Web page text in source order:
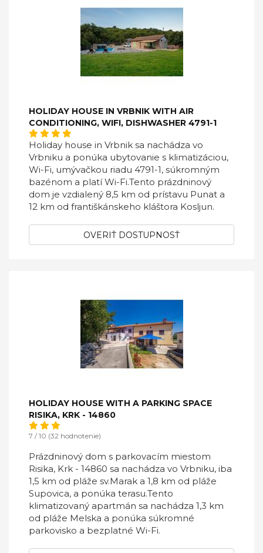
HOLIDAY HOUSE IN VRBNIK WITH AIR
CONDITIONING, WIFI, DISHWASHER 4791-1
Holiday house in Vrbnik sa nachádza vo
Vrbniku a ponúka ubytovanie s klimatizáciou,
Wi-Fi, umývačkou riadu 4791-1, súkromným
bazénom a platí Wi-Fi.Tento prázdninový
dom je vzdialený 8,5 km od prístavu Punat a
12 km od františkánskeho kláštora Kosljun.
OVERIŤ DOSTUPNOSŤ
HOLIDAY HOUSE WITH A PARKING SPACE
RISIKA, KRK - 14860
7 / 10 (32 hodnotenie)
Prázdninový dom s parkovacím miestom
Risika, Krk - 14860 sa nachádza vo Vrbniku, iba
1,5 km od pláže sv.Marak a 1,8 km od pláže
Supovica, a ponúka terasu.Tento
klimatizovaný apartmán sa nachádza 1,3 km
od pláže Melska a ponúka súkromné ​​
parkovisko a bezplatné Wi-Fi.